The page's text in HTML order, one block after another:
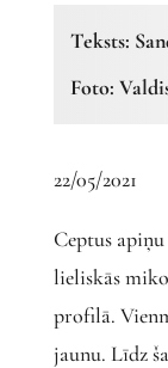
Teksts:
Foto:
22/05/2021
Ceptus
lieliskās
profilā.
jaunu. Līdz